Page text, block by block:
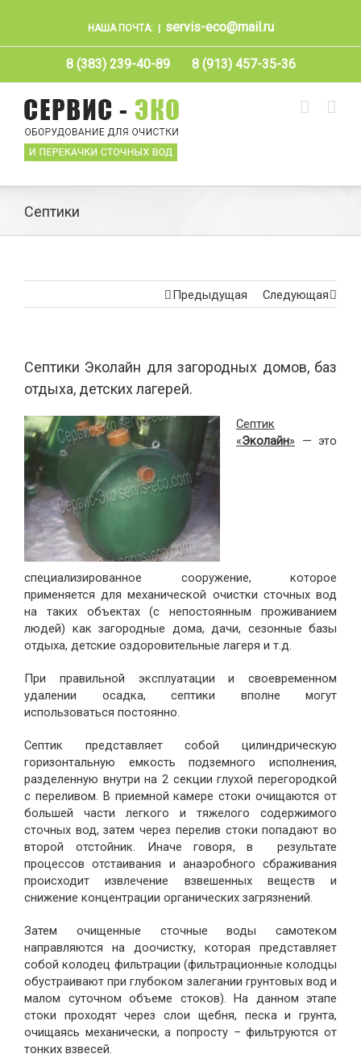
НАША ПОЧТА: servis-eco@mail.ru
8 (383) 239-40-89 8 (913) 457-35-36
Септики
Предыдущая Следующая
Септики Эколайн для загородных домов, баз
отдыха, детских лагерей.
Септик
«Эколайн» — это
специализированное сооружение, которое
применяется для механической очистки сточных вод
на таких объектах (с непостоянным проживанием
людей) как загородные дома, дачи, сезонные базы
отдыха, детские оздоровительные лагеря и т.д.
При правильной эксплуатации и своевременном
удалении осадка, септики вполне могут
использоваться постоянно.
Септик представляет собой цилиндрическую
горизонтальную емкость подземного исполнения,
разделенную внутри на 2 секции глухой перегородкой
с переливом. В приемной камере стоки очищаются от
большей части легкого и тяжелого содержимого
сточных вод, затем через перелив стоки попадают во
второй отстойник. Иначе говоря, в результате
процессов отстаивания и анаэробного сбраживания
происходит извлечение взвешенных веществ и
снижение концентрации органических загрязнений.
Затем очищенные сточные воды самотеком
направляются на доочистку, которая представляет
собой колодец фильтрации (фильтрационные колодцы
обустраивают при глубоком залегании грунтовых вод и
малом суточном объеме стоков). На данном этапе
стоки проходят через слои щебня, песка и грунта,
очищаясь механически, а попросту – фильтруются от
тонких взвесей.